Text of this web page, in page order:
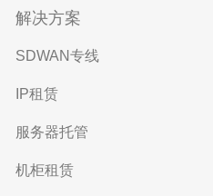
解决方案
SDWAN专线
IP租赁
服务器托管
机柜租赁